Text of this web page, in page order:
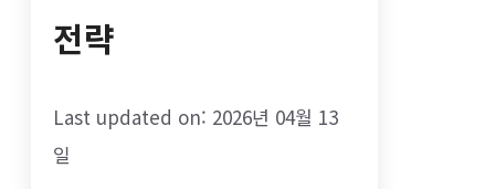
전략
Last updated on: 2026년 04월 13
일